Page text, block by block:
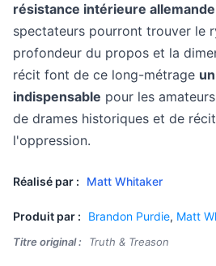
résistance intérieure allemande
spectateurs pourront trouver le
profondeur du propos et la
récit font de ce long-métrage
indispensable pour les
de drames historiques et de
l'oppression.
Réalisé par : Matt Whitaker
Produit par : Brandon Purdie, Matt
Titre original : Truth & Treason